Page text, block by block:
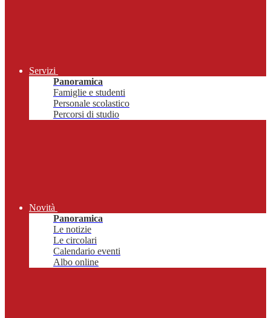
Servizi
Panoramica
Famiglie e studenti
Personale scolastico
Percorsi di studio
Novità
Panoramica
Le notizie
Le circolari
Calendario eventi
Albo online